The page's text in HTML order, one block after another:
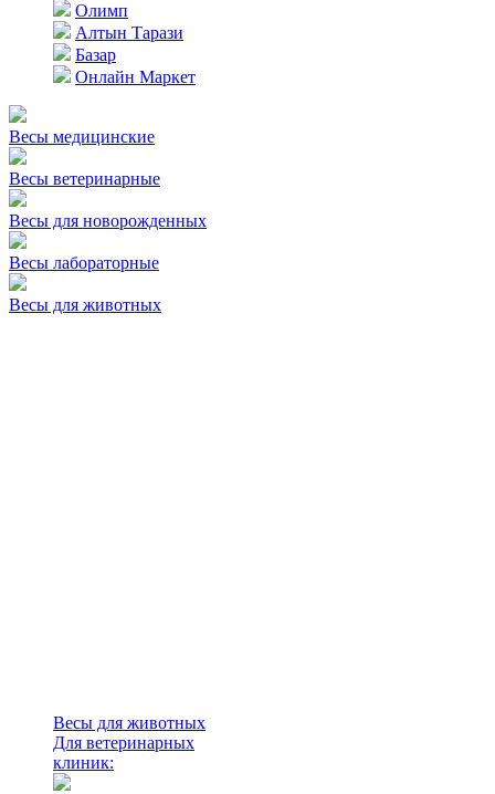
Олимп
Алтын Тарази
Базар
Онлайн Маркет
Весы медицинские
Весы ветеринарные
Весы для новорожденных
Весы лабораторные
Весы для животных
Весы для животных
Для ветеринарных
клиник: